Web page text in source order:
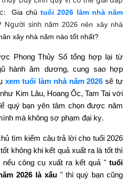
Gia chủtuổi 2026 làm nhà năm
Người sinh năm 2026 nên xây nhà
xây nhà năm nào tốt nhất?
Phong Thủy Số tổng hợp lại từ
hành âm dương, cung sao hợp
xem tuổi làm nhà năm 2026 sẽ tự
Kim Lâu, Hoang Ốc, Tam Tai với
quý bạn yên tâm chọn được năm
mà không sợ phạm đại kỵ.
tìm kiếm câu trả lời cho tuổi 2026
không khi kết quả xuất ra là tốt thì
nếu công cụ xuất ra kết quả " tuổi
2026 là xấu" thì quý bạn cũng